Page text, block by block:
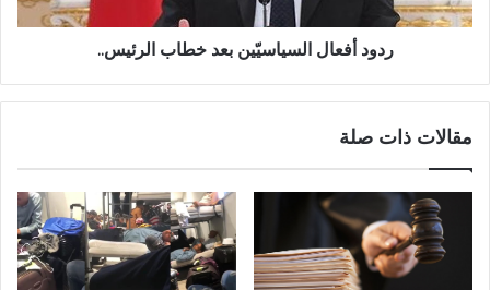
ردود أفعال السياسيّين بعد خطاب الرئيس..
مقالات ذات صلة